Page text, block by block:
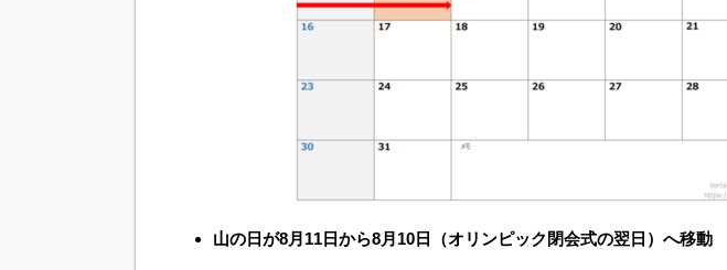
山の日が8月11日から8月10日（オリンピック閉会式の翌日）へ移動